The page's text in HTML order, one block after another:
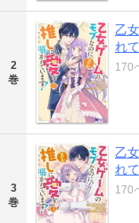
2
巻
乙
れ
170
3
巻
乙
れ
170